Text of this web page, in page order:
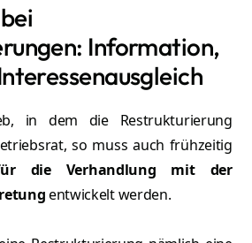
Information,
in dem die Restrukturierung
so muss auch frühzeitig
die Verhandlung mit der
entwickelt werden.